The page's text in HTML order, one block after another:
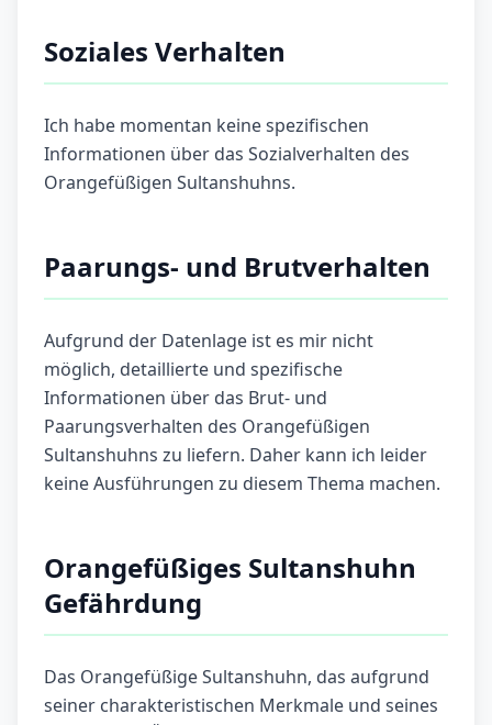
Soziales Verhalten
Ich habe momentan keine spezifischen
Informationen über das Sozialverhalten des
Orangefüßigen Sultanshuhns.
Paarungs- und Brutverhalten
Aufgrund der Datenlage ist es mir nicht
möglich, detaillierte und spezifische
Informationen über das Brut- und
Paarungsverhalten des Orangefüßigen
Sultanshuhns zu liefern. Daher kann ich leider
keine Ausführungen zu diesem Thema machen.
Orangefüßiges Sultanshuhn
Gefährdung
Das Orangefüßige Sultanshuhn, das aufgrund
seiner charakteristischen Merkmale und seines